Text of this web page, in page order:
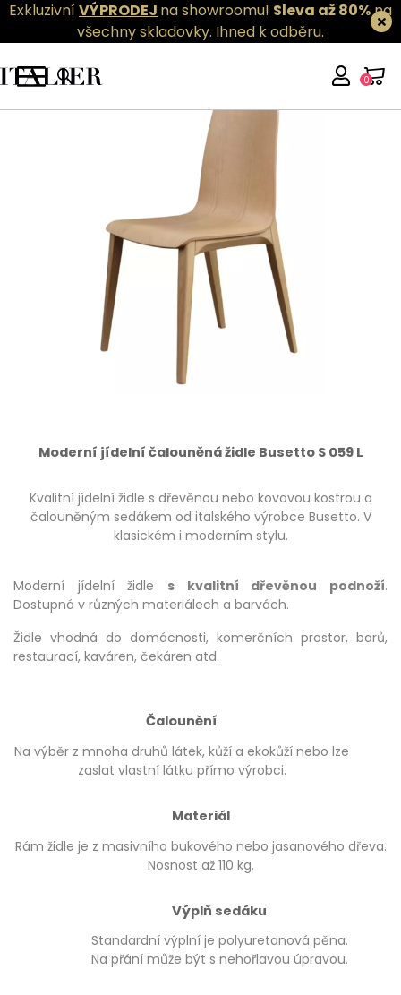
ExkluzivníVÝPRODEJ na showroomu! Sleva až 80%na
všechny skladovky. Ihned k odběru.
0
Moderní jídelní čalouněná židle Busetto S 059 L
Kvalitní jídelní židle s dřevěnou nebo kovovou kostrou a
čalouněným sedákem od italského výrobce Busetto. V
klasickém i moderním stylu.
Moderní jídelní židle s kvalitní dřevěnou podnoží.
Dostupná v různých materiálech a barvách.
Židle vhodná do domácnosti, komerčních prostor, barů,
restaurací, kaváren, čekáren atd.
Čalounění
Na výběr z mnoha druhů látek, kůží a ekokůží nebo lze
zaslat vlastní látku přímo výrobci.
Materiál
Rám židle je z masivního bukového nebo jasanového dřeva.
Nosnost až 110 kg.
Výplň sedáku
Standardní výplní je polyuretanová pěna.
Na přání může být s nehořlavou úpravou.